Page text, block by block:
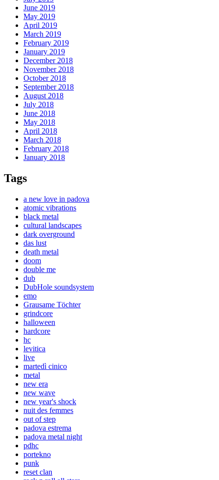
June 2019
May 2019
April 2019
March 2019
February 2019
January 2019
December 2018
November 2018
October 2018
September 2018
August 2018
July 2018
June 2018
May 2018
April 2018
March 2018
February 2018
January 2018
Tags
a new love in padova
atomic vibrations
black metal
cultural landscapes
dark overground
das lust
death metal
doom
double me
dub
DubHole soundsystem
emo
Grausame Töchter
grindcore
halloween
hardcore
hc
levitica
live
martedì cinico
metal
new era
new wave
new year's shock
nuit des femmes
out of step
padova estrema
padova metal night
pdhc
portekno
punk
reset clan